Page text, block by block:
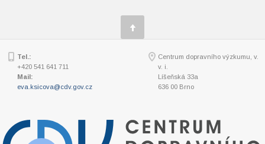
Tel.:
+420 541 641 711
Mail:
eva.ksicova@cdv.gov.cz
Centrum dopravního výzkumu, v.
v. i.
Líšeňská 33a
636 00 Brno